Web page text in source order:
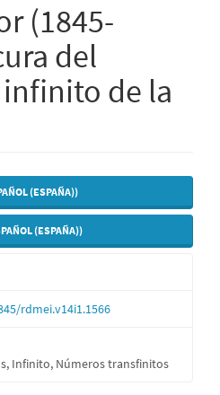
(1845-
del
de la
(ESPAÑA))
(ESPAÑA))
rdmei.v14i1.1566
Infinito, Números transfinitos